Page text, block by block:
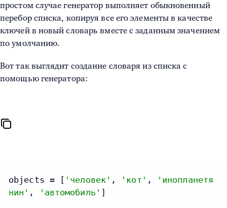
простом случае генератор выполняет обыкновенный
перебор списка, копируя все его элементы в качестве
ключей в новый словарь вместе с заданным значением
по умолчанию.
Вот так выглядит создание словаря из списка с
помощью генератора:
objects = [ 'человек' , 'кот' ,
'инопланетя
нин' , 'автомобиль' ]